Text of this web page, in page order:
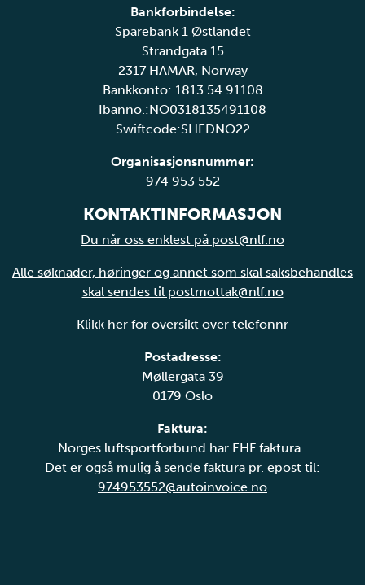
Bankforbindelse:
Sparebank 1 Østlandet
Strandgata 15
2317 HAMAR, Norway
Bankkonto: 1813 54 91108
Ibanno.:NO0318135491108
Swiftcode:SHEDNO22
Organisasjonsnummer:
974 953 552
KONTAKTINFORMASJON
Du når oss enklest på post@nlf.no
Alle søknader, høringer og annet som skal saksbehandles
skal sendes til postmottak@nlf.no
Klikk her for oversikt over telefonnr
Postadresse:
Møllergata 39
0179 Oslo
Faktura:
Norges luftsportforbund har EHF faktura.
Det er også mulig å sende faktura pr. epost til:
974953552@autoinvoice.no